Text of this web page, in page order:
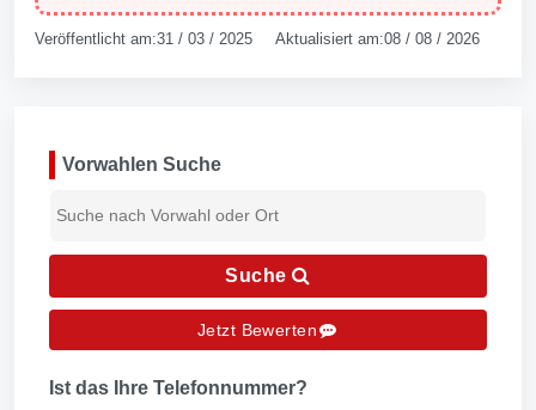
Veröffentlicht am:31 / 03 / 2025 Aktualisiert am:08 / 08 / 2026
Vorwahlen Suche
Suche
Jetzt Bewerten
Ist das Ihre Telefonnummer?